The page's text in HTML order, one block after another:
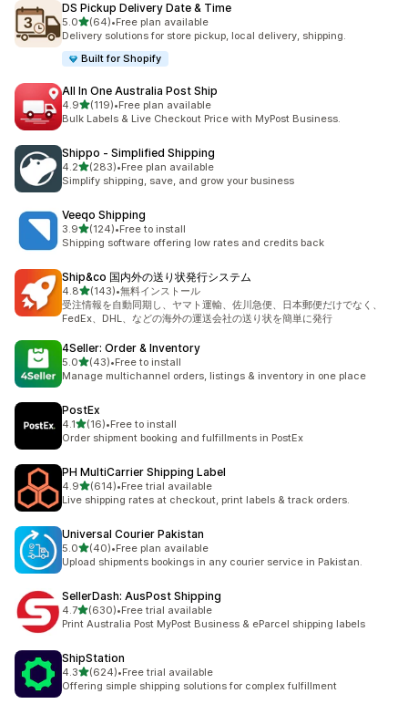
DS Pickup Delivery Date & Time
5.05つ星中
(64)
合計レビュー数：64件
•Free plan available
Delivery solutions for store pickup, local delivery, shipping.
Built for Shopify
All In One Australia Post Ship
4.95つ星中
(119)
合計レビュー数：119件
•Free plan available
Bulk Labels & Live Checkout Price with MyPost Business.
Shippo ‑ Simplified Shipping
4.25つ星中
(283)
合計レビュー数：283件
•Free plan available
Simplify shipping, save, and grow your business
Veeqo Shipping
3.95つ星中
(124)
合計レビュー数：124件
•Free to install
Shipping software offering low rates and credits back
Ship&co 国内外の送り状発行システム
4.85つ星中
(143)
合計レビュー数：143件
•無料インストール
受注情報を自動同期し、ヤマト運輸、佐川急便、日本郵便だけでなく、
FedEx、DHL、などの海外の運送会社の送り状を簡単に発行
4Seller: Order & Inventory
5.05つ星中
(43)
合計レビュー数：43件
•Free to install
Manage multichannel orders, listings & inventory in one place
PostEx
4.15つ星中
(16)
合計レビュー数：16件
•Free to install
Order shipment booking and fulfillments in PostEx
PH MultiCarrier Shipping Label
4.95つ星中
(614)
合計レビュー数：614件
•Free trial available
Live shipping rates at checkout, print labels & track orders.
Universal Courier Pakistan
5.05つ星中
(40)
合計レビュー数：40件
•Free plan available
Upload shipments bookings in any courier service in Pakistan.
SellerDash: AusPost Shipping
4.75つ星中
(630)
合計レビュー数：630件
•Free trial available
Print Australia Post MyPost Business & eParcel shipping labels
ShipStation
4.35つ星中
(624)
合計レビュー数：624件
•Free trial available
Offering simple shipping solutions for complex fulfillment